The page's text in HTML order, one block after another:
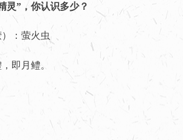
灵”，你认识多少？
：萤火虫
即月鳢。